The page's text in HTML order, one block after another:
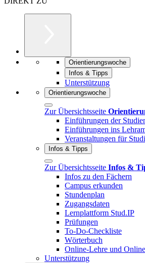
Orientierungswoche
Infos & Tipps
Unterstützung
Orientierungswoche
Zur Übersichtsseite
Einführungen der
Einführungen ins
Veranstaltungen für
Infos & Tipps
Zur Übersichtsseite Infos &
Infos zu den Fächern
Campus erkunden
Stundenplan
Zugangsdaten
Lernplattform Stud.IP
Prüfungen
To-Do-Checkliste
Wörterbuch
Online-Lehre und
Unterstützung